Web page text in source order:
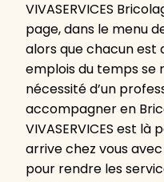
VIVASERVICES
page, dans le menu
alors que chacun est
emplois du temps se
nécessité d’un
accompagner en
VIVASERVICES est là
arrive chez vous
pour rendre les